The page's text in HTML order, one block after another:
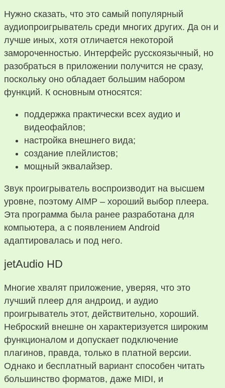
Нужно сказать, что это самый популярный
аудиопроигрыватель среди многих других. Да он и
лучше иных, хотя отличается некоторой
замороченностью. Интерфейс русскоязычный, но
разобраться в приложении получится не сразу,
поскольку оно обладает большим набором
функций. К основным относятся:
поддержка практически всех аудио и
видеофайлов;
настройка внешнего вида;
создание плейлистов;
мощный эквалайзер.
Звук проигрыватель воспроизводит на высшем
уровне, поэтому AIMP – хороший выбор плеера.
Эта программа была ранее разработана для
компьютера, а с появлением Android
адаптировалась и под него.
jetAudio HD
Многие хвалят приложение, уверяя, что это
лучший плеер для андроид, и аудио
проигрыватель этот, действительно, хороший.
Неброский внешне он характеризуется широким
функционалом и допускает подключение
плагинов, правда, только в платной версии.
Однако и бесплатный вариант способен читать
большинство форматов, даже MIDI, и